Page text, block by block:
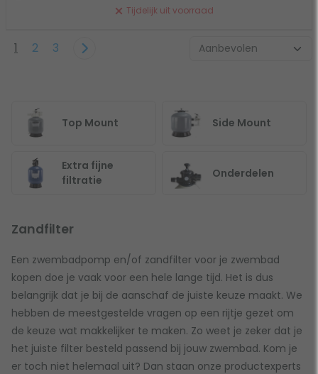
Tijdelijk uit voorraad
1 2 3
Top Mount Side Mount
Extra fijne
filtratie
Onderdelen
Zandfilter
Een zwembadpomp en/of zandfilter voor je zwembad
kopen doe je vaak voor een hele lange tijd. Het is dus
belangrijk dat je bij de aanschaf de juiste keuze maakt. We
hebben de meestgestelde vragen op een rijtje gezet om
de keuze wat makkelijker te maken. Zo weet je zeker dat je
het juiste filter besteld passend bij jouw zwembad. Kom je
er toch niet helemaal uit? Dan staan onze productexperts